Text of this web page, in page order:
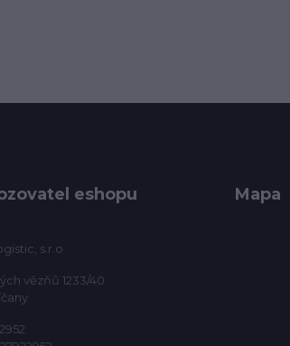
eshopu
s.r.o
vězňů 1233/40
Mapa